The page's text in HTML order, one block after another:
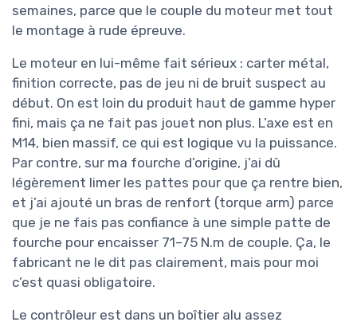
semaines, parce que le couple du moteur met tout
le montage à rude épreuve.
Le moteur en lui-même fait sérieux : carter métal,
finition correcte, pas de jeu ni de bruit suspect au
début. On est loin du produit haut de gamme hyper
fini, mais ça ne fait pas jouet non plus. L’axe est en
M14, bien massif, ce qui est logique vu la puissance.
Par contre, sur ma fourche d’origine, j’ai dû
légèrement limer les pattes pour que ça rentre bien,
et j’ai ajouté un bras de renfort (torque arm) parce
que je ne fais pas confiance à une simple patte de
fourche pour encaisser 71–75 N.m de couple. Ça, le
fabricant ne le dit pas clairement, mais pour moi
c’est quasi obligatoire.
Le contrôleur est dans un boîtier alu assez